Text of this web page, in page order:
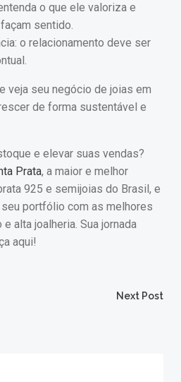
o que ele valoriza e
sentido.
o relacionamento deve ser
veja seu negócio de joias em
de forma sustentável e
e elevar suas vendas?
Prata, a maior e melhor
925 e semijoias do Brasil, e
portfólio com as melhores
alta joalheria. Sua jornada
aqui!
Next Post